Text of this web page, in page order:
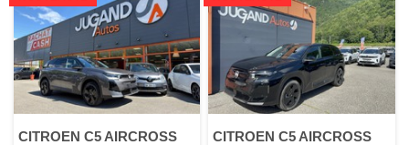
CITROEN C5 AIRCROSS CITROEN C5 AIRCROSS